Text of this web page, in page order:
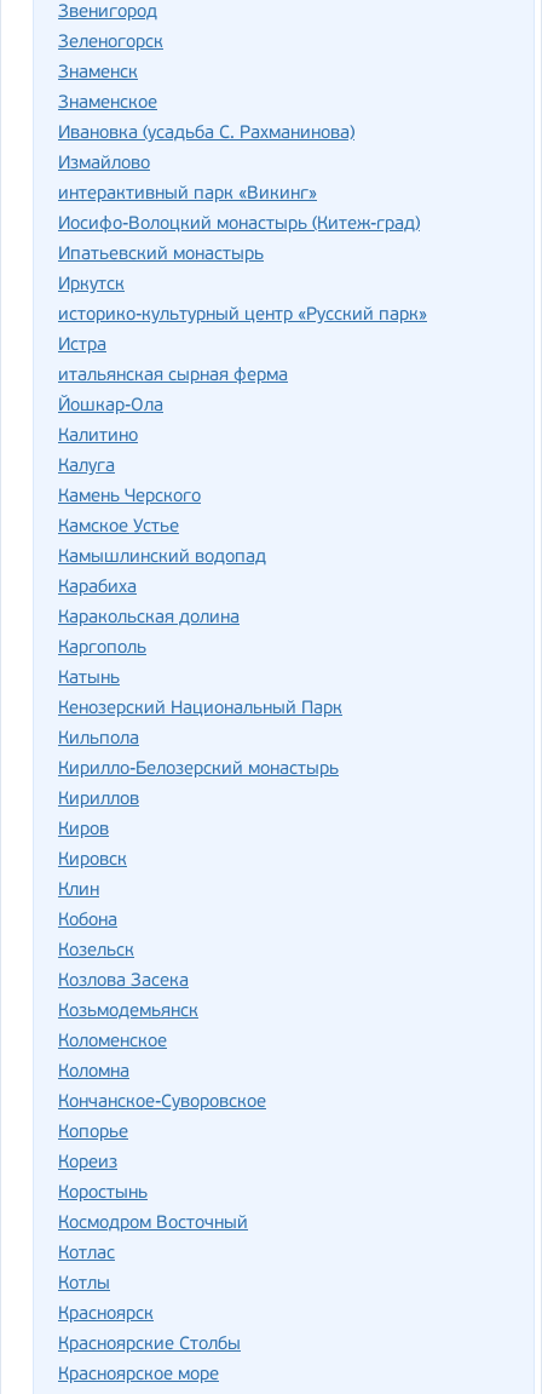
Звенигород
Зеленогорск
Знаменск
Знаменское
Ивановка (усадьба С. Рахманинова)
Измайлово
интерактивный парк «Викинг»
Иосифо-Волоцкий монастырь (Китеж-град)
Ипатьевский монастырь
Иркутск
историко-культурный центр «Русский парк»
Истра
итальянская сырная ферма
Йошкар-Ола
Калитино
Калуга
Камень Черского
Камское Устье
Камышлинский водопад
Карабиха
Каракольская долина
Каргополь
Катынь
Кенозерский Национальный Парк
Кильпола
Кирилло-Белозерский монастырь
Кириллов
Киров
Кировск
Клин
Кобона
Козельск
Козлова Засека
Козьмодемьянск
Коломенское
Коломна
Кончанское-Суворовское
Копорье
Кореиз
Коростынь
Космодром Восточный
Котлас
Котлы
Красноярск
Красноярские Столбы
Красноярское море